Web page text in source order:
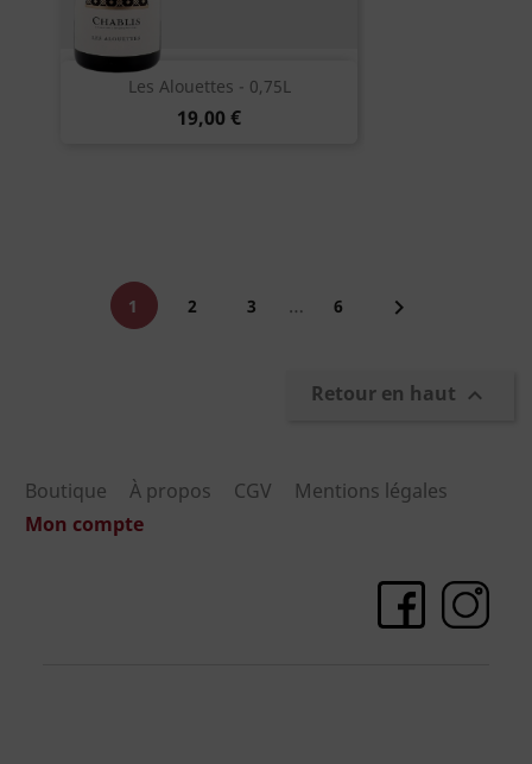
Les Alouettes - 0,75L
19,00 €
1 2 3 … 6 
Retour en haut 
Boutique À propos CGV
Mentions légales
Mon compte